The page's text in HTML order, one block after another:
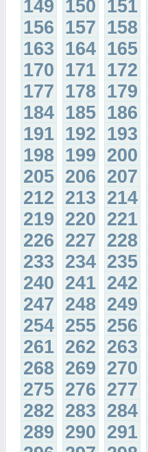
149 150 151
156 157 158
163 164 165
170 171 172
177 178 179
184 185 186
191 192 193
198 199 200
205 206 207
212 213 214
219 220 221
226 227 228
233 234 235
240 241 242
247 248 249
254 255 256
261 262 263
268 269 270
275 276 277
282 283 284
289 290 291